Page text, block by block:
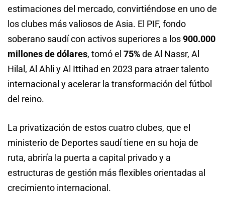
estimaciones del mercado, convirtiéndose en uno de
los clubes más valiosos de Asia. El PIF, fondo
soberano saudí con activos superiores a los900.000
millones de dólares, tomó el 75%de Al Nassr, Al
Hilal, Al Ahli y Al Ittihad en 2023 para atraer talento
internacional y acelerar la transformación del fútbol
del reino.
La privatización de estos cuatro clubes, que el
ministerio de Deportes saudí tiene en su hoja de
ruta, abriría la puerta a capital privado y a
estructuras de gestión más flexibles orientadas al
crecimiento internacional.